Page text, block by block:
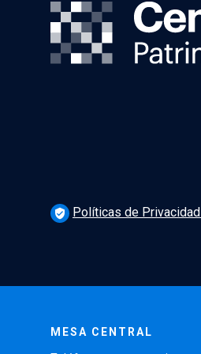
verified_user Políticas de Privacidad
MESA CENTRAL